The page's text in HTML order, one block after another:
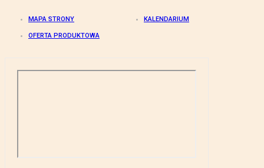
MAPA STRONY KALENDARIUM
OFERTA PRODUKTOWA